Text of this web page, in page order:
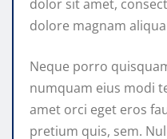
dolor sit amet,
dolore magnam
Neque porro
numquam eius modi
amet orci eget eros
pretium quis, sem.